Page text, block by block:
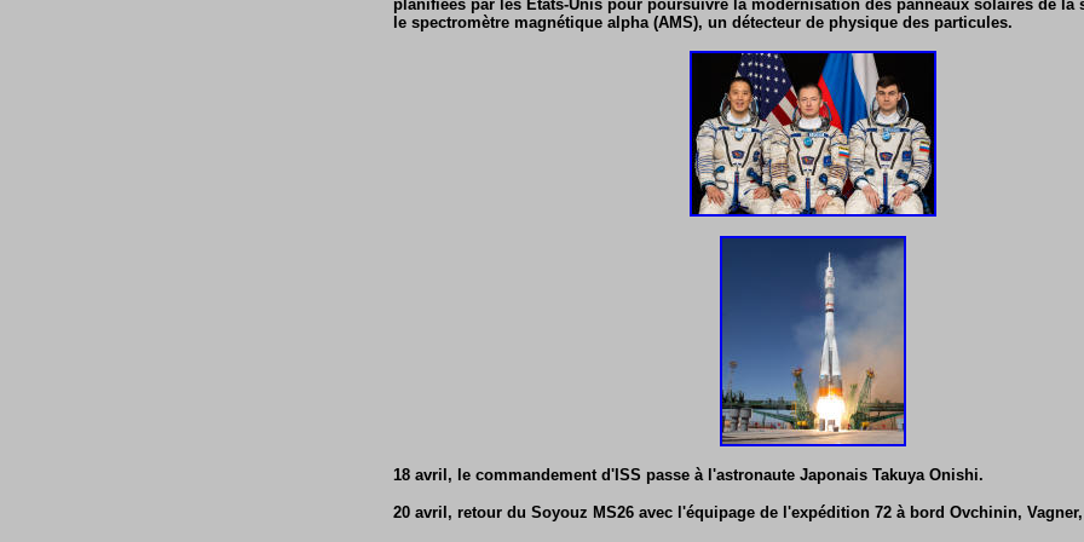
planifiées par les États-Unis pour poursuivre la modernisation des panneaux solaires de la
le spectromètre magnétique alpha (AMS), un détecteur de physique des particules.
18 avril, le commandement d'ISS passe à l'astronaute Japonais Takuya Onishi.
20 avril, retour du Soyouz MS26 avec l'équipage de l'expédition 72 à bord Ovchinin,